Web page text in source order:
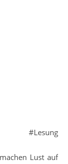
#Lesung
Lust auf